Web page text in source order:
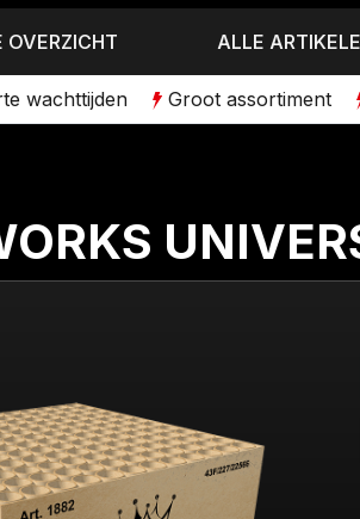
OVERZICHT ALLE
wachttijden Groot assortiment